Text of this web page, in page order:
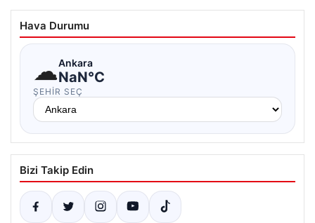
Hava Durumu
☁Ankara
NaN°C
ŞEHIR SEÇ
Bizi Takip Edin